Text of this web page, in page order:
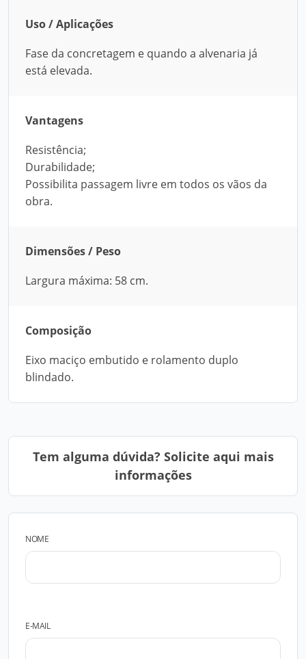
Uso / Aplicações
Fase da concretagem e quando a alvenaria já
está elevada.
Vantagens
Resistência;
Durabilidade;
Possibilita passagem livre em todos os vãos da
obra.
Dimensões / Peso
Largura máxima: 58 cm.
Composição
Eixo maciço embutido e rolamento duplo
blindado.
Tem alguma dúvida? Solicite aqui mais
informações
NOME
E-MAIL